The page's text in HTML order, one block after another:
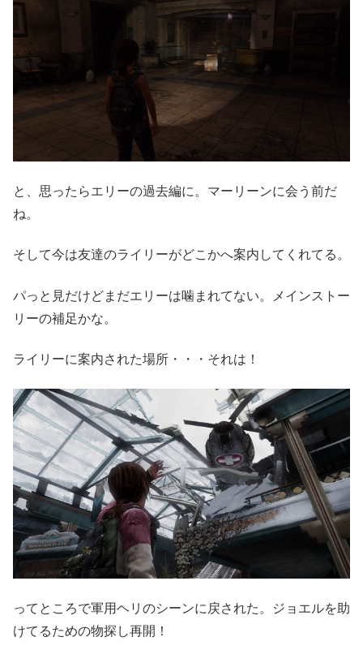
と、思ったらエリーの過去編に。マーリーンに会う前だ
ね。
そして今は友達のライリーがどこかへ案内してくれてる。
パっと見だけどまだエリーは噛まれてない。メインストー
リーの補足かな。
ライリーに案内された場所・・・それは！
ってところで軍用ヘリのシーンに戻された。ジョエルを助
けてるための物探し再開！